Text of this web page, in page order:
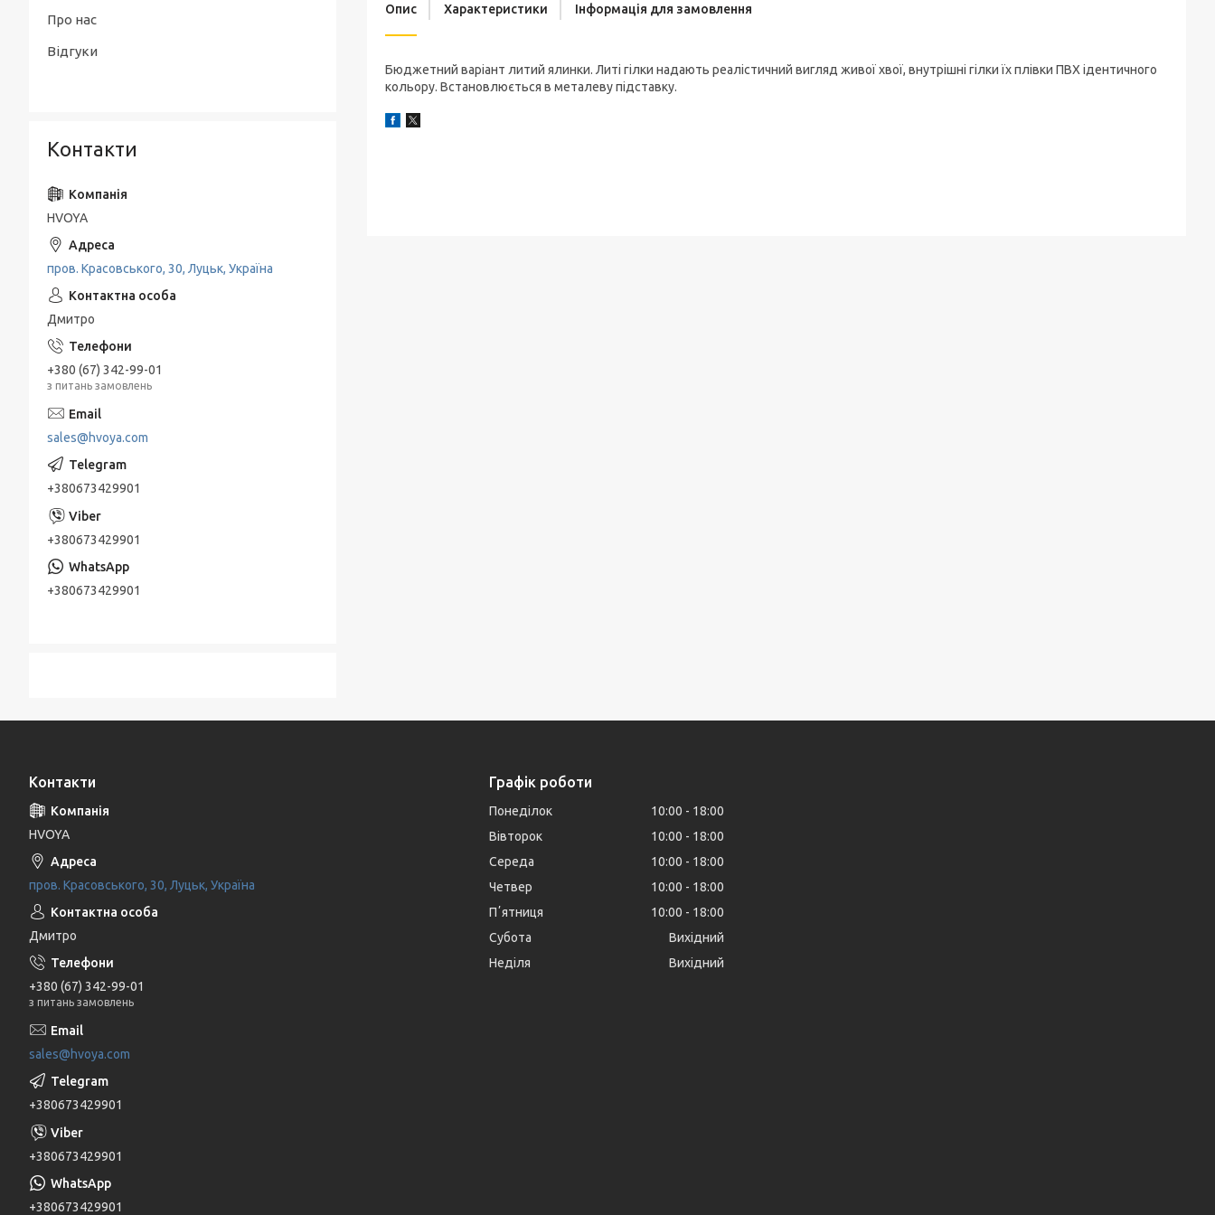
Опис Характеристики Інформація для замовлення
Бюджетний варіант литий ялинки. Литі гілки надають реалістичний вигляд живоїхвої, внутрішні гілки їхплівки ПВХідентичного
кольору. Встановлюється в металевупідставку.
Про нас
Відгуки
Контакти
HVOYA
пров. Красовського, 30, Луцьк, Україна
Дмитро
+380 (67) 342-99-01
з питань замовлень
sales@hvoya.com
+380673429901
+380673429901
+380673429901
Контакти
HVOYA
пров. Красовського, 30, Луцьк, Україна
Дмитро
+380 (67) 342-99-01
з питань замовлень
sales@hvoya.com
+380673429901
+380673429901
+380673429901
Графік роботи
Понеділок 10:00
18:00
Вівторок
10:00
18:00
Середа
10:00
18:00
Четвер
10:00
18:00
Пʼятниця
10:00
18:00
Субота
Вихідний
Неділя
Вихідний